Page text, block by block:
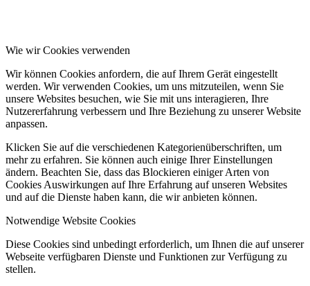
Wie wir Cookies verwenden
Wir können Cookies anfordern, die auf Ihrem Gerät eingestellt
werden. Wir verwenden Cookies, um uns mitzuteilen, wenn Sie
unsere Websites besuchen, wie Sie mit uns interagieren, Ihre
Nutzererfahrung verbessern und Ihre Beziehung zu unserer Website
anpassen.
Klicken Sie auf die verschiedenen Kategorienüberschriften, um
mehr zu erfahren. Sie können auch einige Ihrer Einstellungen
ändern. Beachten Sie, dass das Blockieren einiger Arten von
Cookies Auswirkungen auf Ihre Erfahrung auf unseren Websites
und auf die Dienste haben kann, die wir anbieten können.
Notwendige Website Cookies
Diese Cookies sind unbedingt erforderlich, um Ihnen die auf unserer
Webseite verfügbaren Dienste und Funktionen zur Verfügung zu
stellen.